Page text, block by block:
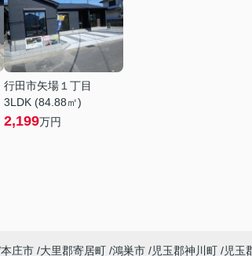
行田市矢場１丁目
3LDK (84.88㎡)
2,199万円
本庄市 大里郡寄居町 鴻巣市 児玉郡神川町
児玉